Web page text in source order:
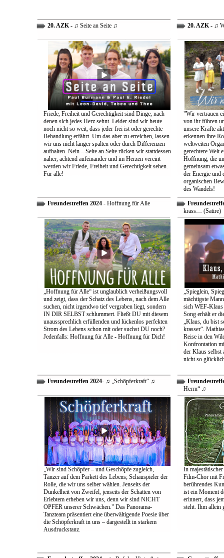
20. AZK- ♫ Seite an Seite ♫
Friede, Freiheit und Gerechtigkeit sind Dinge, nach
denen sich jedes Herz sehnt. Leider sind wir heute
noch nicht so weit, dass jeder frei ist oder gerechte
Behandlung erfährt. Um das aber zu erreichen, lassen
wir uns nicht länger spalten oder durch Differenzen
aufhalten. Nein – Seite an Seite rücken wir stattdessen
näher, achtend aufeinander und im Herzen vereint
werden wir Friede, Freiheit und Gerechtigkeit sehen.
Für alle!
20. AZK- ♫
"Wir vertrauen
von ihr führen
unsere Kräfte
erkennen ihre
weltweiten
gerechtere Welt
Hoffnung, die
gemeinsam
der Energie und
organischen
des Wandels!
Freundestreffen 2024- Hoffnung für Alle
„Hoffnung für Alle“ ist unglaublich verheißungsvoll
und zeigt, dass der Schatz des Lebens, nach dem Alle
suchen, nicht irgendwo tief vergraben liegt, sondern
IN DIR SELBST schlummert. Fließt DU mit diesem
unaussprechlich erfüllenden und lückenlos perfekten
Strom des Lebens schon mit oder suchst DU noch?
Jedenfalls: Hoffnung für Alle - Hoffnung für Dich!
krass… (Satire)
„Spieglein,
mächtigste
sich WEF-Klaus
Song erhält er
„Klaus, du bist
krasser“.
Reise in den
Konfrontation
der Klaus
nicht so
Freundestreffen 2024- ♫ „Schöpferkraft“ ♫
„Wir sind Schöpfer – und Geschöpfe zugleich,
Tänzer auf dem Parkett des Lebens; Schauspieler der
Rolle, die wir uns selber wählen. Jenseits der
Dunkelheit von Zweifel, jenseits der Schatten von
Erlebtem erheben wir uns, denn wir sind NICHT
OPFER unserer Schwächen." Das Panorama-
Tanzteam präsentiert eine überwältigende Poesie über
die Schöpferkraft in uns – dargestellt in starkem
Ausdruckstanz.
Herrn“ ♫
In
Film-Chor mit
berührendes
ist ein Moment
erinnert, dass
steht. Ihm allein